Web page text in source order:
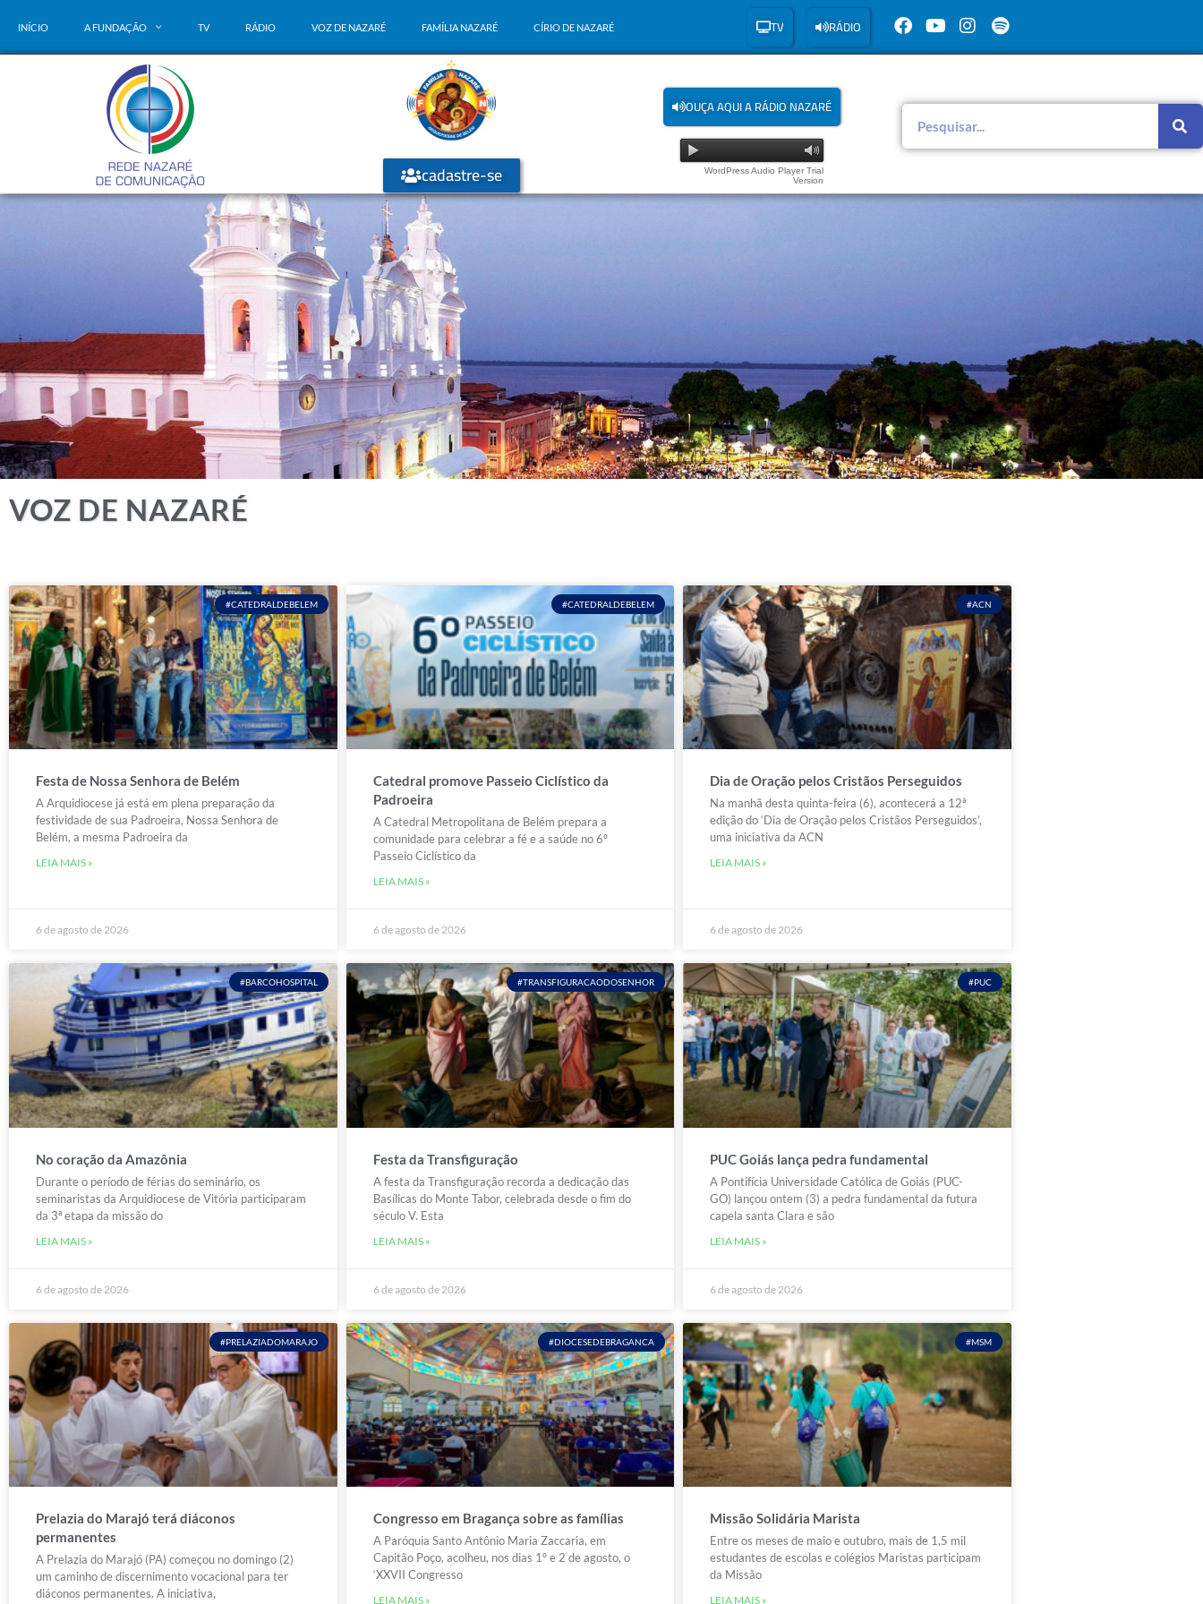
INÍCIO A FUNDAÇÃO TV RÁDIO VOZ DE NAZARÉ FAMÍLIA NAZARÉ CÍRIO DE NAZARÉ TV RÁDIO
cadastre-se
OUÇA AQUI A RÁDIO NAZARÉ
WordPress Audio Player Trial
Version
VOZ DE NAZARÉ
#CATEDRALDEBELEM
Festa de Nossa Senhora de Belém
A Arquidiocese já está em plena preparação da
festividade de sua Padroeira, Nossa Senhora de
Belém, a mesma Padroeira da
LEIA MAIS »
6 de agosto de 2026
#CATEDRALDEBELEM
Catedral promove Passeio Ciclístico da
Padroeira
A Catedral Metropolitana de Belém prepara a
comunidade para celebrar a fé e a saúde no 6º
Passeio Ciclístico da
LEIA MAIS »
6 de agosto de 2026
#ACN
Dia de Oração pelos Cristãos Perseguidos
Na manhã desta quinta-feira (6), acontecerá a 12ª
edição do ‘Dia de Oração pelos Cristãos Perseguidos’,
uma iniciativa da ACN
LEIA MAIS »
6 de agosto de 2026
#BARCOHOSPITAL
No coração da Amazônia
Durante o período de férias do seminário, os
seminaristas da Arquidiocese de Vitória participaram
da 3ª etapa da missão do
LEIA MAIS »
6 de agosto de 2026
#TRANSFIGURACAODOSENHOR
Festa da Transfiguração
A festa da Transfiguração recorda a dedicação das
Basílicas do Monte Tabor, celebrada desde o fim do
século V. Esta
LEIA MAIS »
6 de agosto de 2026
#PUC
PUC Goiás lança pedra fundamental
A Pontifícia Universidade Católica de Goiás (PUC-
GO) lançou ontem (3) a pedra fundamental da futura
capela santa Clara e são
LEIA MAIS »
6 de agosto de 2026
#PRELAZIADOMARAJO
Prelazia do Marajó terá diáconos
permanentes
A Prelazia do Marajó (PA) começou no domingo (2)
um caminho de discernimento vocacional para ter
diáconos permanentes. A iniciativa,
#DIOCESEDEBRAGANCA
Congresso em Bragança sobre as famílias
A Paróquia Santo Antônio Maria Zaccaria, em
Capitão Poço, acolheu, nos dias 1º e 2 de agosto, o
‘XXVII Congresso
LEIA MAIS »
#MSM
Missão Solidária Marista
Entre os meses de maio e outubro, mais de 1,5 mil
estudantes de escolas e colégios Maristas participam
da Missão
LEIA MAIS »